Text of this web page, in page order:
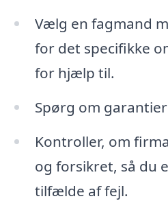
Vælg en fagmand
for det specifikke
for hjælp til.
Spørg om
Kontroller, om
og forsikret, så du
tilfælde af fejl.